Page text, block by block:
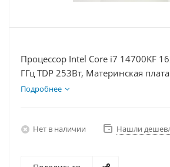
Процессор Intel Core i7 14700KF
ГГц TDP 253Вт, Материнская плата
E D5, Видеокарта RTX 5060 8Гб,
Подробнее
Нет в наличии Нашли